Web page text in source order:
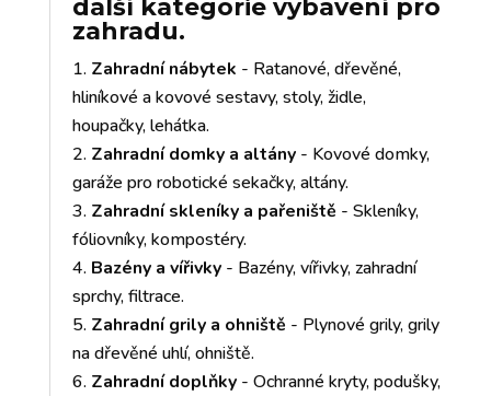
další kategorie vybavení pro
zahradu.
Zahradní nábytek - Ratanové, dřevěné,
hliníkové a kovové sestavy, stoly, židle,
houpačky, lehátka.
Zahradní domky a altány- Kovové domky,
garáže pro robotické sekačky, altány.
Zahradní skleníky a pařeniště - Skleníky,
fóliovníky, kompostéry.
Bazény a vířivky- Bazény, vířivky, zahradní
sprchy, filtrace.
Zahradní grily a ohniště - Plynové grily, grily
na dřevěné uhlí, ohniště.
Zahradní doplňky- Ochranné kryty, podušky,